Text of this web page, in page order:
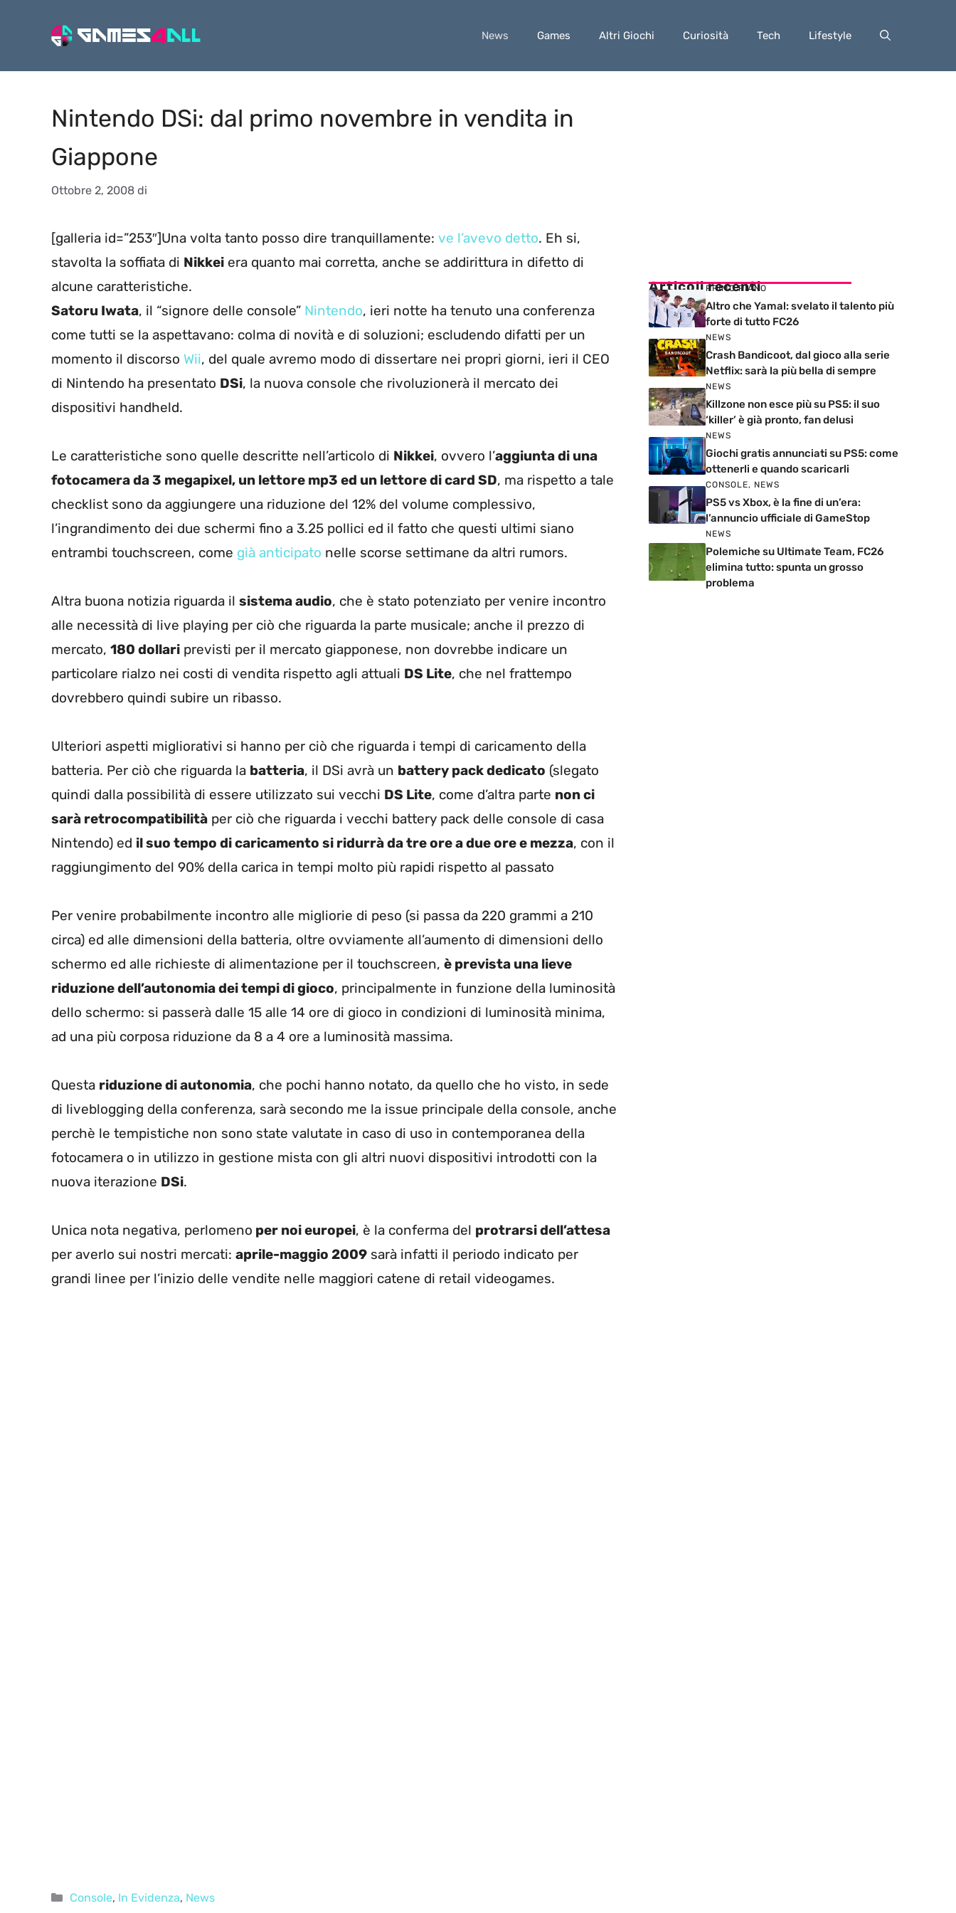
News Games Altri Giochi Curiosità Tech Lifestyle
Nintendo DSi: dal primo novembre in vendita in
Giappone
Ottobre 2, 2008 di
[galleria id=”253″]Una volta tanto posso dire tranquillamente: ve l’avevo detto. Eh si,
stavolta la soffiata di Nikkei era quanto mai corretta, anche se addirittura in difetto di
alcune caratteristiche.
Satoru Iwata, il “signore delle console” Nintendo, ieri notte ha tenuto una conferenza
come tutti se la aspettavano: colma di novità e di soluzioni; escludendo difatti per un
momento il discorso Wii, del quale avremo modo di dissertare nei propri giorni, ieri il CEO
di Nintendo ha presentato DSi, la nuova console che rivoluzionerà il mercato dei
dispositivi handheld.
Le caratteristiche sono quelle descritte nell’articolo di Nikkei, ovvero l’aggiunta di una
fotocamera da 3 megapixel, un lettore mp3 ed un lettore di card SD, ma rispetto a tale
checklist sono da aggiungere una riduzione del 12% del volume complessivo,
l’ingrandimento dei due schermi fino a 3.25 pollici ed il fatto che questi ultimi siano
entrambi touchscreen, come già anticipato nelle scorse settimane da altri rumors.
Altra buona notizia riguarda il sistema audio, che è stato potenziato per venire incontro
alle necessità di live playing per ciò che riguarda la parte musicale; anche il prezzo di
mercato, 180 dollari previsti per il mercato giapponese, non dovrebbe indicare un
particolare rialzo nei costi di vendita rispetto agli attuali DS Lite, che nel frattempo
dovrebbero quindi subire un ribasso.
Ulteriori aspetti migliorativi si hanno per ciò che riguarda i tempi di caricamento della
batteria. Per ciò che riguarda la batteria, il DSi avrà un battery pack dedicato (slegato
quindi dalla possibilità di essere utilizzato sui vecchi DS Lite, come d’altra parte non ci
sarà retrocompatibilità per ciò che riguarda i vecchi battery pack delle console di casa
Nintendo) ed il suo tempo di caricamento si ridurrà da tre ore a due ore e mezza, con il
raggiungimento del 90% della carica in tempi molto più rapidi rispetto al passato
Per venire probabilmente incontro alle migliorie di peso (si passa da 220 grammi a 210
circa) ed alle dimensioni della batteria, oltre ovviamente all’aumento di dimensioni dello
schermo ed alle richieste di alimentazione per il touchscreen, è prevista una lieve
riduzione dell’autonomia dei tempi di gioco, principalmente in funzione della luminosità
dello schermo: si passerà dalle 15 alle 14 ore di gioco in condizioni di luminosità minima,
ad una più corposa riduzione da 8 a 4 ore a luminosità massima.
Questa riduzione di autonomia, che pochi hanno notato, da quello che ho visto, in sede
di liveblogging della conferenza, sarà secondo me la issue principale della console, anche
perchè le tempistiche non sono state valutate in caso di uso in contemporanea della
fotocamera o in utilizzo in gestione mista con gli altri nuovi dispositivi introdotti con la
nuova iterazione DSi.
Unica nota negativa, perlomeno per noi europei, è la conferma del protrarsi dell’attesa
per averlo sui nostri mercati: aprile-maggio 2009 sarà infatti il periodo indicato per
grandi linee per l’inizio delle vendite nelle maggiori catene di retail videogames.
Categorie
Console, In Evidenza, News
Articoli recenti
PRIMO PIANO
Altro che Yamal: svelato il talento più
forte di tutto FC26
NEWS
Crash Bandicoot, dal gioco alla serie
Netflix: sarà la più bella di sempre
NEWS
Killzone non esce più su PS5: il suo
‘killer’ è già pronto, fan delusi
NEWS
Giochi gratis annunciati su PS5: come
ottenerli e quando scaricarli
CONSOLE, NEWS
PS5 vs Xbox, è la fine di un’era:
l’annuncio ufficiale di GameStop
NEWS
Polemiche su Ultimate Team, FC26
elimina tutto: spunta un grosso
problema